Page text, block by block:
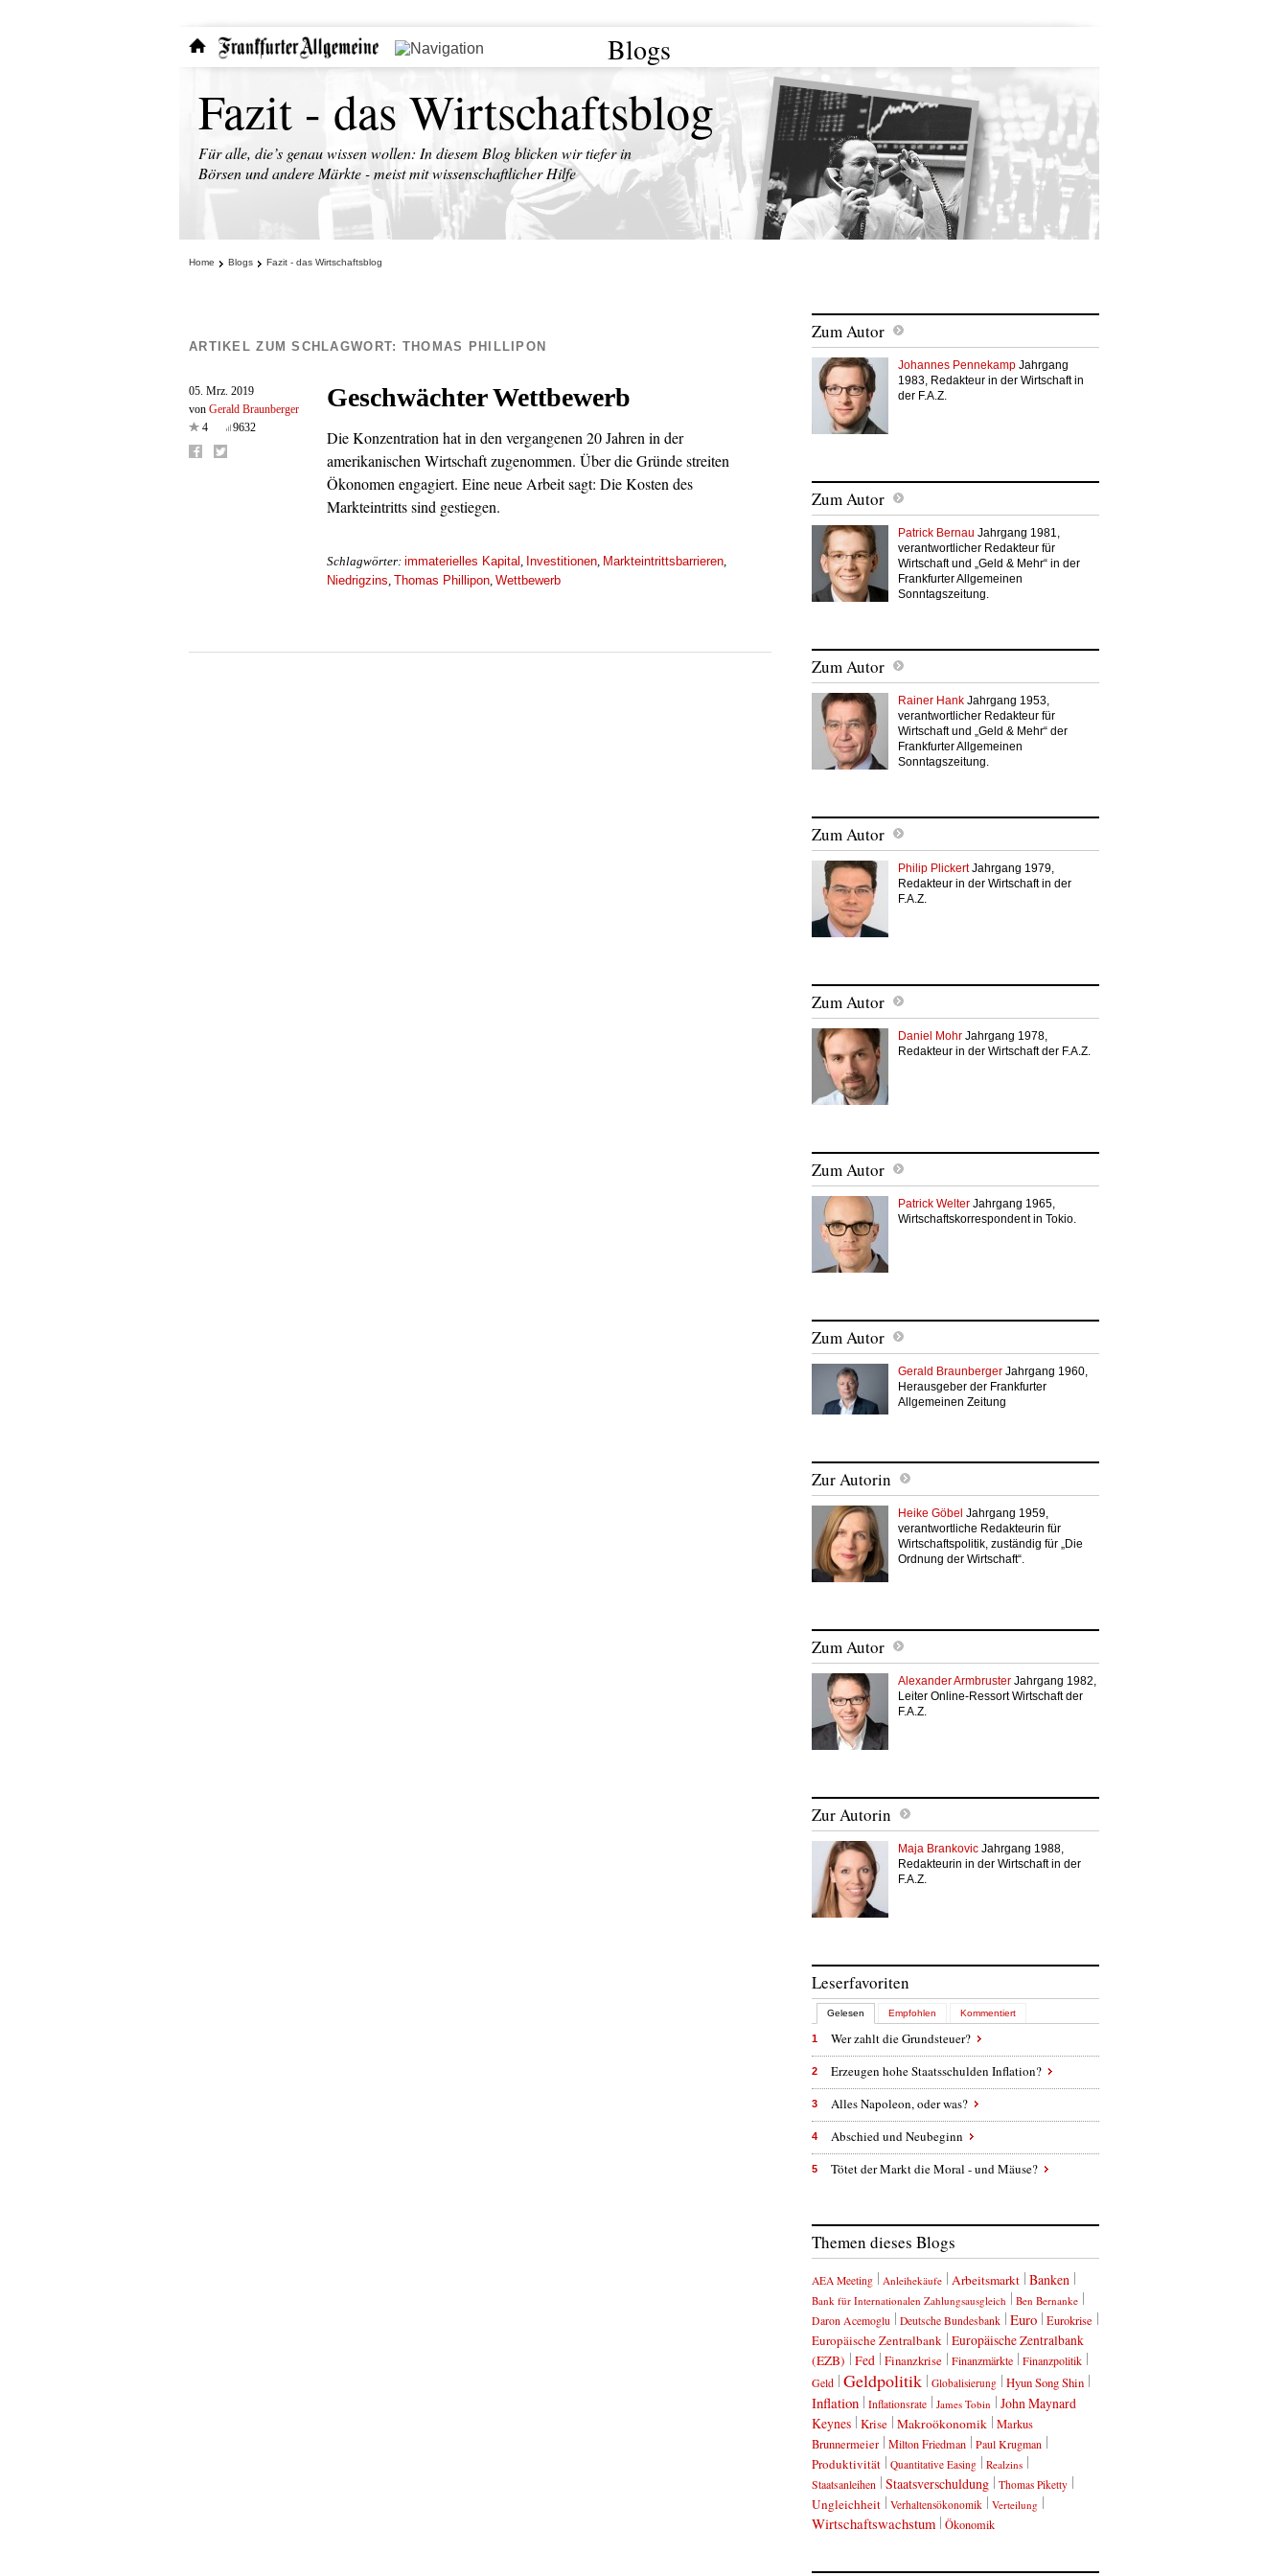
Blogs
Fazit - das Wirtschaftsblog
Für alle, die’s genau wissen wollen: In diesem Blog blicken wir tiefer in
Börsen und andere Märkte - meist mit wissenschaftlicher Hilfe
Home Blogs Fazit - das Wirtschaftsblog
ARTIKEL ZUM SCHLAGWORT: THOMAS PHILLIPON
05. Mrz. 2019
von Gerald Braunberger
4
9632
Geschwächter Wettbewerb
Die Konzentration hat in den vergangenen 20 Jahren in der
amerikanischen Wirtschaft zugenommen. Über die Gründe streiten
Ökonomen engagiert. Eine neue Arbeit sagt: Die Kosten des
Markteintritts sind gestiegen.
Schlagwörter: immaterielles Kapital , Investitionen, Markteintrittsbarrieren,
Niedrigzins, Thomas Phillipon, Wettbewerb
Zum Autor
Johannes Pennekamp Jahrgang
1983, Redakteur in der Wirtschaft in
der F.A.Z.
Zum Autor
Patrick Bernau Jahrgang 1981,
verantwortlicher Redakteur für
Wirtschaft und „Geld & Mehr“ in der
Frankfurter Allgemeinen
Sonntagszeitung.
Zum Autor
Rainer Hank Jahrgang 1953,
verantwortlicher Redakteur für
Wirtschaft und „Geld & Mehr“ der
Frankfurter Allgemeinen
Sonntagszeitung.
Zum Autor
Philip Plickert Jahrgang 1979,
Redakteur in der Wirtschaft in der
F.A.Z.
Zum Autor
Daniel Mohr Jahrgang 1978,
Redakteur in der Wirtschaft der F.A.Z.
Zum Autor
Patrick Welter Jahrgang 1965,
Wirtschaftskorrespondent in Tokio.
Zum Autor
Gerald Braunberger Jahrgang 1960,
Herausgeber der Frankfurter
Allgemeinen Zeitung
Zur Autorin
Heike Göbel Jahrgang 1959,
verantwortliche Redakteurin für
Wirtschaftspolitik, zuständig für „Die
Ordnung der Wirtschaft“.
Zum Autor
Alexander Armbruster Jahrgang 1982,
Leiter Online-Ressort Wirtschaft der
F.A.Z.
Zur Autorin
Maja Brankovic Jahrgang 1988,
Redakteurin in der Wirtschaft in der
F.A.Z.
Leserfavoriten
Gelesen Empfohlen Kommentiert
1 Wer zahlt die Grundsteuer?
2 Erzeugen hohe Staatsschulden Inflation?
3 Alles Napoleon, oder was?
4 Abschied und Neubeginn
5 Tötet der Markt die Moral - und Mäuse?
Themen dieses Blogs
AEA Meeting Anleihekäufe Arbeitsmarkt Banken
Bank für Internationalen Zahlungsausgleich
Ben Bernanke
Daron Acemoglu
Deutsche Bundesbank Euro Eurokrise
Europäische Zentralbank Europäische Zentralbank
(EZB)
Fed Finanzkrise Finanzmärkte
Finanzpolitik
Geld
Geldpolitik Globalisierung Hyun Song Shin
Inflation Inflationsrate James Tobin
John Maynard
Keynes Krise Makroökonomik Markus
Brunnermeier
Milton Friedman Paul Krugman
Produktivität Quantitative Easing Realzins
Staatsanleihen Staatsverschuldung Thomas Piketty
Ungleichheit Verhaltensökonomik Verteilung
Wirtschaftswachstum Ökonomik